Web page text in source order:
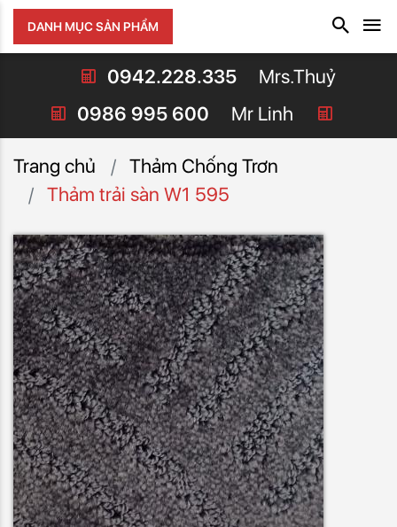
DANH MỤC SẢN PHẨM
0942.228.335
Mrs.Thuỷ
0986 995 600
Mr Linh
Trang chủ
Thảm Chống Trơn
Thảm trải sàn W1 595